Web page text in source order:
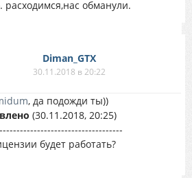
расходимся,нас обманули.
Diman_GTX
30.11.2018 в 20:22
, да подожди ты))
(30.11.2018, 20:25)
будет работать?